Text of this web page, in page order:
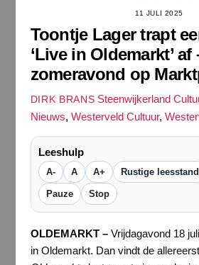
11 JULI 2025
Toontje Lager trapt
‘Live in Oldemarkt’
zomeravond op
DIRK BRANS Steenwijkerland
Nieuws, Westerveld Cultuur,
Leeshulp
A- A A+ Rustige leesstand
Pauze Stop
OLDEMARKT –Vrijdagavond 18
in Oldemarkt. Dan vindt de